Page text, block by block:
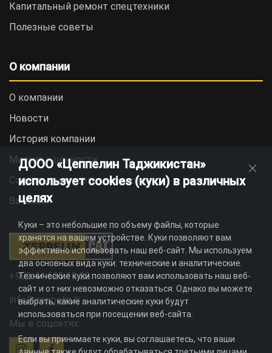
Капитальный ремонт спецтехники
Полезные советы
О компании
О компании
Новости
История компании
Миссия и ценности
Социальная ответственность
Вакансии
+992 44 625 11 22
info@zeppelin.tj
Мы в соцсетях:
ДООО «Цеппелин Таджикистан»
использует cookies (куки) в различных
целях
Куки – это небольшие по объему файлы, которые
хранятся на вашем устройстве. Куки позволяют вам
эффективно использовать наш веб-сайт. Мы используем
два основных вида куки: технические и аналитические.
Технические куки позволяют вам использовать наш веб-
сайт и от них невозможно отказаться. Однако вы можете
выбрать, какие аналитические куки будут
использоваться при посещении веб-сайта.
Если вы принимаете куки, вы соглашаетесь, что ваши